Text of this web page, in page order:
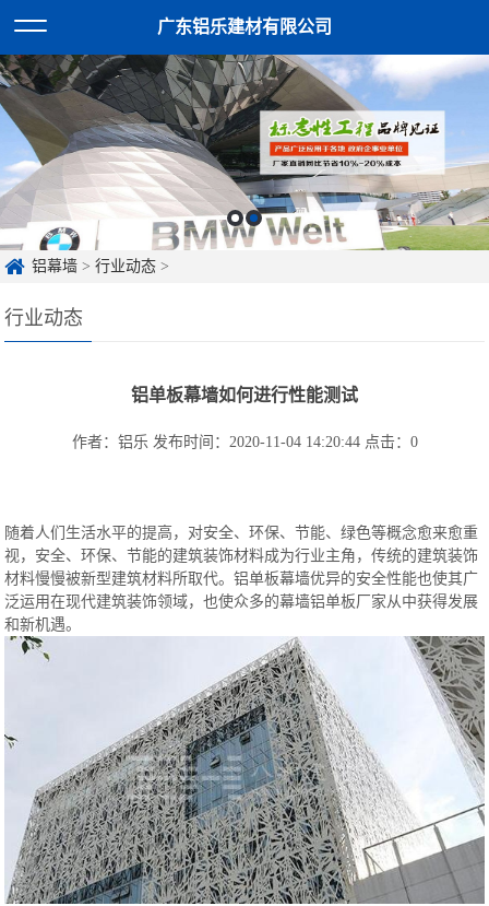
广东铝乐建材有限公司
铝幕墙 >行业动态 >
行业动态
铝单板幕墙如何进行性能测试
作者：铝乐 发布时间：2020-11-04 14:20:44 点击： 0
随着人们生活水平的提高，对安全、环保、节能、绿色等概念愈来愈重
视，安全、环保、节能的建筑装饰材料成为行业主角，传统的建筑装饰
材料慢慢被新型建筑材料所取代。铝单板幕墙优异的安全性能也使其广
泛运用在现代建筑装饰领域，也使众多的幕墙铝单板厂家从中获得发展
和新机遇。